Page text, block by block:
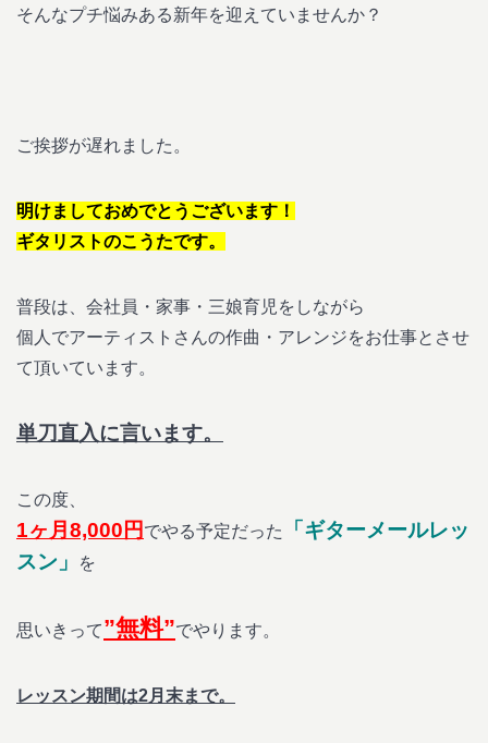
そんなプチ悩みある新年を迎えていませんか？
ご挨拶が遅れました。
明けましておめでとうございます！
ギタリストのこうたです。
普段は、会社員・家事・三娘育児をしながら
個人でアーティストさんの作曲・アレンジをお仕事とさせ
て頂いています。
単刀直入に言います。
この度、
1ヶ月8,000円 でやる予定だった
「ギターメールレッ
スン」
を
思いきって”無料”でやります。
レッスン期間は2月末まで。